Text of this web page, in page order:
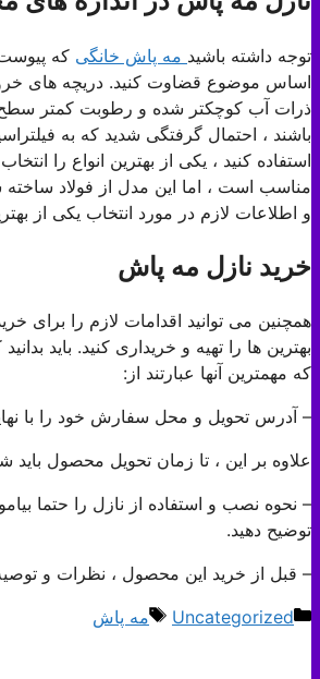
توجه داشته باشید مه پاش خانگی که
اساس موضوع قضاوت کنید. دریچه های
باشند ، احتمال گرفتگی شدید که به
مناسب است ، اما این مدل از فولاد ساخته
و اطلاعات لازم در مورد انتخاب یکی از
خرید نازل مه پاش
همچنین می توانید اقدامات لازم را برای
بهترین ها را تهیه و خریداری کنید. باید
که مهمترین آنها عبارتند از:
– آدرس تحویل و محل سفارش خود را با
علاوه بر این ، تا زمان تحویل محصول
– نحوه نصب و استفاده از نازل را حتما
توضیح دهید.
– قبل از خرید این محصول ، نظرات و
دسته‌ها
Uncategorized برچسب‌ها
مه پاش